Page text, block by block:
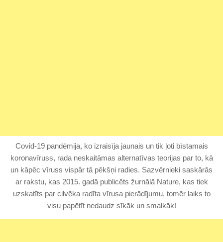
Covid-19 pandēmija, ko izraisīja jaunais un tik ļoti bīstamais
koronavīruss, rada neskaitāmas alternatīvas teorijas par to, kā
un kāpēc vīruss vispār tā pēkšņi radies. Sazvērnieki saskārās
ar rakstu, kas 2015. gadā publicēts žurnālā Nature, kas tiek
uzskatīts par cilvēka radīta vīrusa pierādījumu, tomēr laiks to
visu papētīt nedaudz sīkāk un smalkāk!